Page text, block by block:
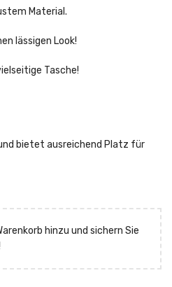
Material.
lässigen Look!
Tasche!
bietet ausreichend Platz für
hinzu und sichern Sie